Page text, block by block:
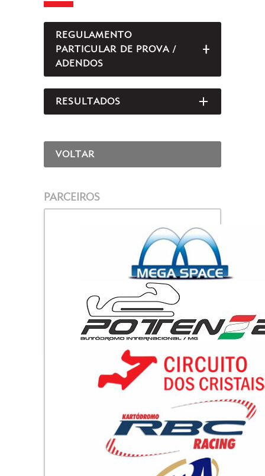
REGULAMENTO
PARTICULAR DE PROVA /
ADENDOS
RESULTADOS
VOLTAR
PARCEIROS